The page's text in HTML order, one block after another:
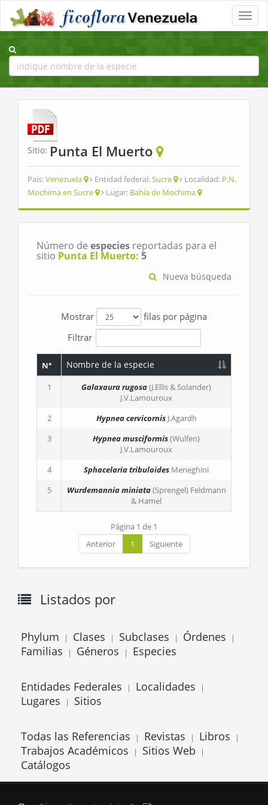
Toggle
Sitio: Punta El Muerto
Pais:Venezuela Entidad federal:Sucre Localidad: P.N.
Mochima en Sucre
Lugar: Bahía de Mochima
Número de especies reportadas para el
sitio Punta El Muerto: 5
Nueva búsqueda
Mostrar
filas por página
Filtrar
N° Nombre de la especie
1 Galaxaura rugosa(J.Ellis & Solander)
J.V.Lamouroux
2
Hypnea cervicornis J.Agardh
3
Hypnea musciformis(Wulfen)
J.V.Lamouroux
4
Sphacelaria tribuloides Meneghini
5
Wurdemannia miniata(Sprengel) Feldmann
& Hamel
Página 1 de 1
Anterior
1 Siguiente
Listados por
Phylum | Clases | Subclases | Órdenes |
Familias | Géneros | Especies
Entidades Federales | Localidades |
Lugares | Sitios
Todas las Referencias | Revistas | Libros |
Trabajos Académicos | Sitios Web |
Catálogos